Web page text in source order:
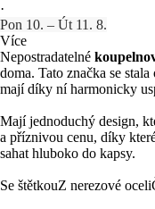
·
Pon 10. – Út 11. 8.
Více
Nepostradatelné
doma. Tato značka se
mají díky ní harmonicky
Mají jednoduchý design,
a příznivou cenu, díky
sahat hluboko do kapsy.
Se štětkouZ nerezové oceli